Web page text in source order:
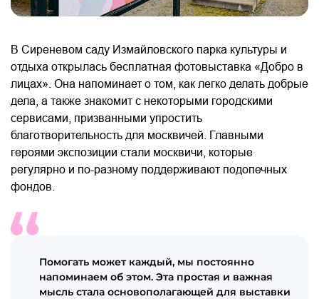
В Сиреневом саду Измайловского парка культуры и
отдыха открылась бесплатная фотовыставка «Добро в
лицах». Она напоминает о том, как легко делать добрые
дела, а также знакомит с некоторыми городскими
сервисами, призванными упростить
благотворительность для москвичей. Главными
героями экспозиции стали москвичи, которые
регулярно и по-разному поддерживают подопечных
фондов.
Помогать может каждый, мы постоянно
напоминаем об этом. Эта простая и важная
мысль стала основополагающей для выставки